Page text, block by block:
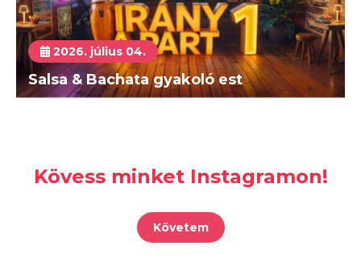
2026. július 04.
Salsa & Bachata gyakoló est
Kövess minket Instagramon!
Követem